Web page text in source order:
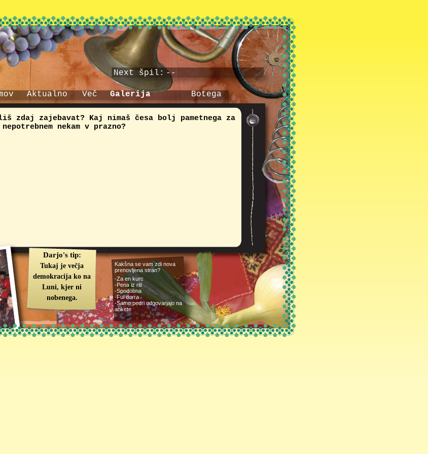
Darjo's tip:
Tukaj je večja
demokracija ko na
Luni, kjer ni
nobenega.
zdaj zajebavat? Kaj nimaš česa bolj pametnega za
nekam v prazno?
Aktualno Več Galerija Botega
Next špil: --
Kakšna se vam zdi nova
prenovljena stran?
-Za en kurc
-Pena iz riti
-Spodobna
-Ful dorra
-Samo pedri odgovarjajo na
ankete